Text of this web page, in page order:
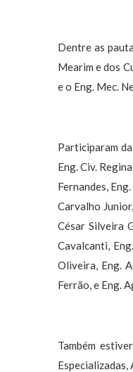
Dentre as
Mearim e dos
e o Eng. Mec.
Participaram
Eng. Civ.
Fernandes,
Carvalho
César Silveira
Cavalcanti,
Oliveira, Eng.
Ferrão, e Eng.
Também
Especializadas,